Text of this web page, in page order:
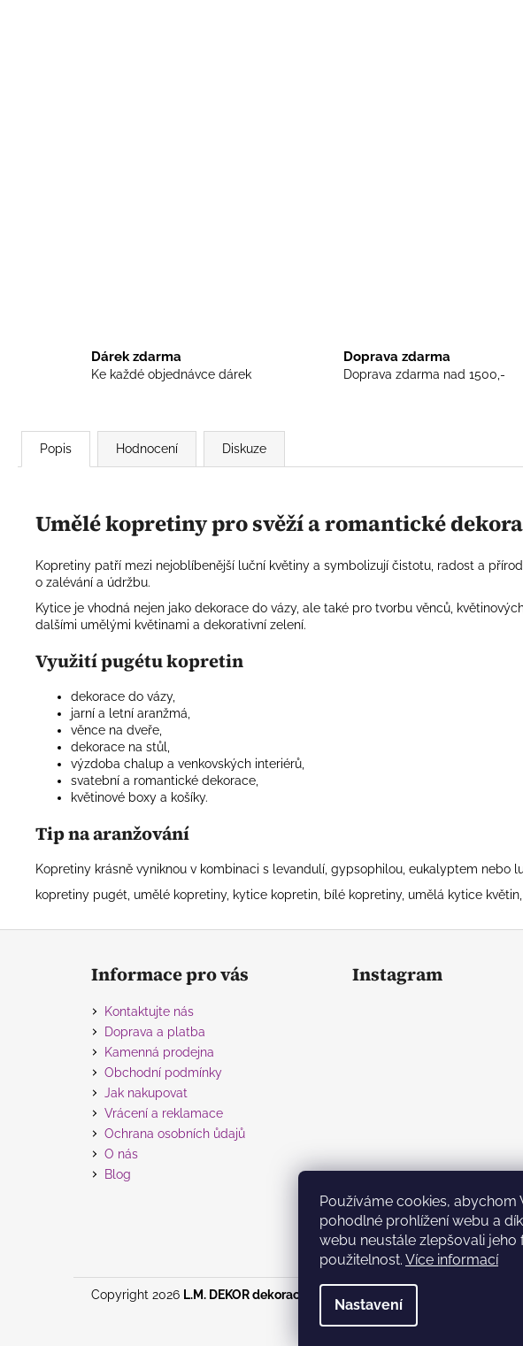
Používáme cookies, abychom
pohodlné prohlížení webu a
webu neustále zlepšovali jeho
použitelnost. Více informací
Nastavení
Dárek zdarma
Ke každé objednávce dárek
Doprava zdarma
Doprava zdarma nad 1500,-
Popis Hodnocení Diskuze
Umělé kopretiny pro svěží a romantické
Kopretiny patří mezi nejoblíbenější luční květiny a symbolizují čistotu, radost a
o zalévání a údržbu.
Kytice je vhodná nejen jako dekorace do vázy, ale také pro tvorbu věnců,
dalšími umělými květinami a dekorativní zelení.
Využití pugétu kopretin
dekorace do vázy,
jarní a letní aranžmá,
věnce na dveře,
dekorace na stůl,
výzdoba chalup a venkovských interiérů,
svatební a romantické dekorace,
květinové boxy a košíky.
Tip na aranžování
Kopretiny krásně vyniknou v kombinaci s levandulí, gypsophilou, eukalyptem
kopretiny pugét, umělé kopretiny, kytice kopretin, bílé kopretiny, umělá kytice
Z
Informace pro vás
Kontaktujte nás
Doprava a platba
Kamenná prodejna
Obchodní podmínky
Jak nakupovat
Vrácení a reklamace
Ochrana osobních ůdajů
O nás
Blog
Instagram
Sledovat na
Copyright 2026 L.M. DEKOR dekorace